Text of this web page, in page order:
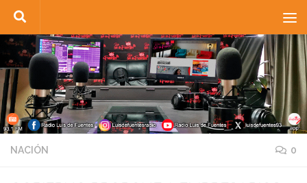
Saltar al contenido
NACIÓN 0